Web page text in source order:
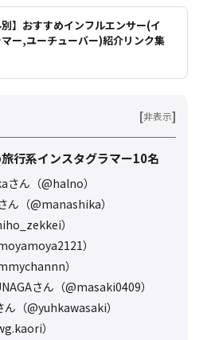
別】おすすめインフルエンサー(イ
ー,ユーチューバー)紹介リンク集
[非表示]
行系インスタグラマー10名
ん（@halno）
（@manashika）
）
）
）
さん（@masaki0409）
（@yuhkawasaki）
）